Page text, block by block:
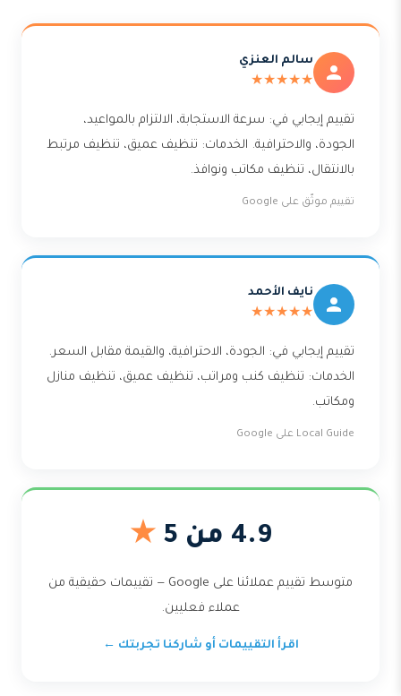
سالم العنزي
★★★★★
تقييم إيجابي في: سرعة الاستجابة، الالتزام بالمواعيد،
الجودة، والاحترافية. الخدمات: تنظيف عميق، تنظيف مرتبط
بالانتقال، تنظيف مكاتب ونوافذ.
تقييم موثّق على Google
نايف الأحمد
★★★★★
تقييم إيجابي في: الجودة، الاحترافية، والقيمة مقابل السعر.
الخدمات: تنظيف كنب ومراتب، تنظيف عميق، تنظيف منازل
ومكاتب.
Local Guide على Google
4.9 من 5 ★
متوسط تقييم عملائنا على Google — تقييمات حقيقية من
عملاء فعليين.
اقرأ التقييمات أو شاركنا تجربتك ←